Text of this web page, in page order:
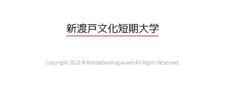
Copyright 2021© Nitobebunkagakuen All Rights Reserved.